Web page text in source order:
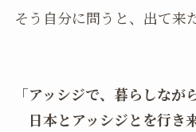
そう自分に問うと、出て来
「アッシジで、暮らしなが
日本とアッシジとを行き